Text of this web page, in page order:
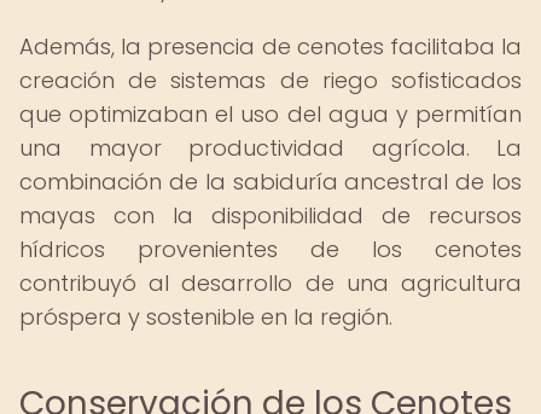
Además, la presencia de cenotes facilitaba la
creación de sistemas de riego sofisticados
que optimizaban el uso del agua y permitían
una mayor productividad agrícola. La
combinación de la sabiduría ancestral de los
mayas con la disponibilidad de recursos
hídricos provenientes de los cenotes
contribuyó al desarrollo de una agricultura
próspera y sostenible en la región.
Conservación de los Cenotes